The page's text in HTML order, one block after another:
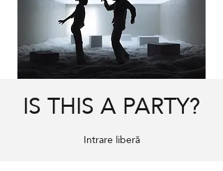
IS THIS A PARTY?
Intrare liberă